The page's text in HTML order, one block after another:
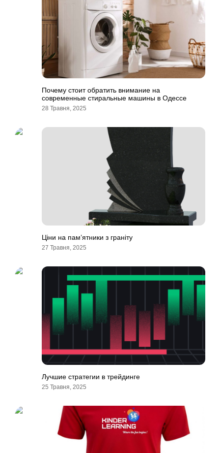
Почему стоит обратить внимание на
современные стиральные машины в Одессе
28 Травня, 2025
Ціни на пам’ятники з граніту
27 Травня, 2025
Лучшие стратегии в трейдинге
25 Травня, 2025